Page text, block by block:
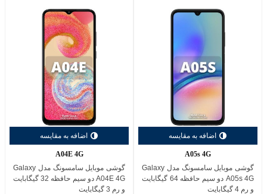
اضافه به مقایسه
A05s 4G
گوشی موبایل سامسونگ مدل Galaxy
A05s 4G دو سیم حافظه 64 گیگابایت
و رم 4 گیگابایت
اضافه به مقایسه
A04E 4G
گوشی موبایل سامسونگ مدل Galaxy
A04E 4G دو سیم حافظه 32 گیگابایت
و رم 3 گیگابایت